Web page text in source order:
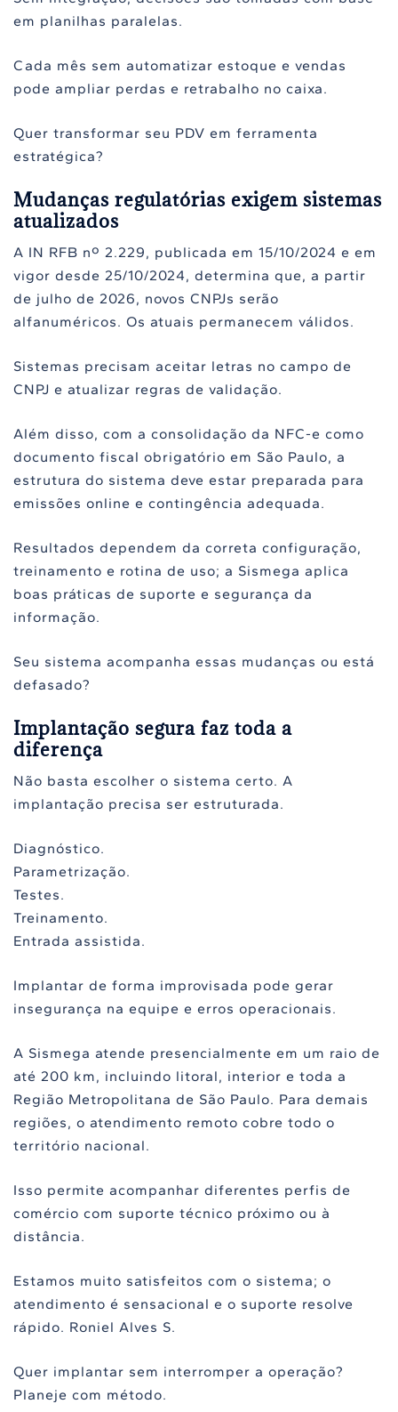
em planilhas paralelas.
Cada mês sem automatizar estoque e vendas
pode ampliar perdas e retrabalho no caixa.
Quer transformar seu PDV em ferramenta
estratégica?
Mudanças regulatórias exigem sistemas
atualizados
A IN RFB nº 2.229, publicada em 15/10/2024 e em
vigor desde 25/10/2024, determina que, a partir
de julho de 2026, novos CNPJs serão
alfanuméricos. Os atuais permanecem válidos.
Sistemas precisam aceitar letras no campo de
CNPJ e atualizar regras de validação.
Além disso, com a consolidação da NFC-e como
documento fiscal obrigatório em São Paulo, a
estrutura do sistema deve estar preparada para
emissões online e contingência adequada.
Resultados dependem da correta configuração,
treinamento e rotina de uso; a Sismega aplica
boas práticas de suporte e segurança da
informação.
Seu sistema acompanha essas mudanças ou está
defasado?
Implantação segura faz toda a
diferença
Não basta escolher o sistema certo. A
implantação precisa ser estruturada.
Diagnóstico.
Parametrização.
Testes.
Treinamento.
Entrada assistida.
Implantar de forma improvisada pode gerar
insegurança na equipe e erros operacionais.
A Sismega atende presencialmente em um raio de
até 200 km, incluindo litoral, interior e toda a
Região Metropolitana de São Paulo. Para demais
regiões, o atendimento remoto cobre todo o
território nacional.
Isso permite acompanhar diferentes perfis de
comércio com suporte técnico próximo ou à
distância.
Estamos muito satisfeitos com o sistema; o
atendimento é sensacional e o suporte resolve
rápido. Roniel Alves S.
Quer implantar sem interromper a operação?
Planeje com método.